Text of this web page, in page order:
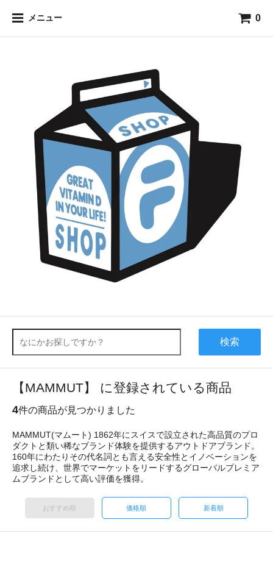
メニュー 0
検索
【MAMMUT】 に登録されている商品
4件の商品が見つかりました
MAMMUT(マムート) 1862年にスイスで設立された高品質のプロ
ダクトと類い稀なブランド体験を提供するアウトドアブランド。
160年にわたりその代名詞とも言える安全性とイノベーションを
追求し続け、世界でマーケットをリードするグローバルプレミア
ムブランドとして高い評価を獲得。
おすすめ順 価格順 新着順